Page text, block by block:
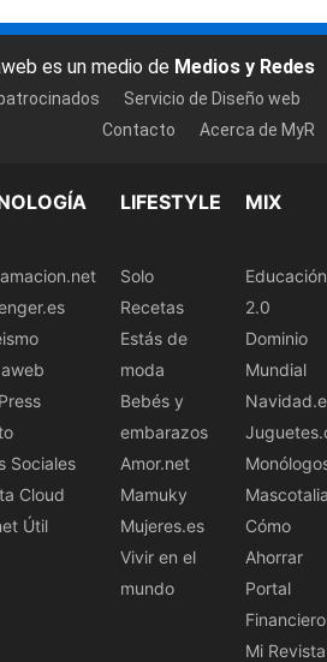
es un medio de Medios y Redes
Servicio de Diseño web
Contacto
Acerca de MyR
Sociales
Cloud
Útil
LIFESTYLE
Solo
Recetas
Estás de
moda
Bebés y
embarazos
Amor.net
Mamuky
Mujeres.es
Vivir en el
mundo
MIX
Educación
2.0
Dominio
Mundial
Cómo
Ahorrar
Portal
Financiero
Mi Revista